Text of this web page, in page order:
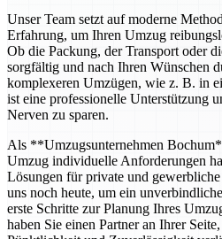
Unser Team setzt auf moderne
Erfahrung, um Ihren Umzug
Ob die Packung, der Transport oder
sorgfältig und nach Ihren Wünschen
komplexeren Umzügen, wie z. B. in
ist eine professionelle Unterstützung
Nerven zu sparen.
Als **Umzugsunternehmen
Umzug individuelle Anforderungen
Lösungen für private und
uns noch heute, um ein
erste Schritte zur Planung Ihres
haben Sie einen Partner an Ihrer